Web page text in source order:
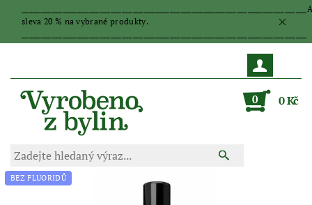
sleva 20 % na vybrané produkty.
0 0 Kč
BEZ FLUORIDŮ